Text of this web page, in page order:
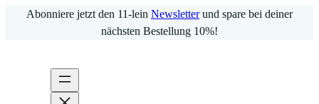
Abonniere jetzt den 11-lein Newsletterund spare bei deiner
nächsten Bestellung 10%!